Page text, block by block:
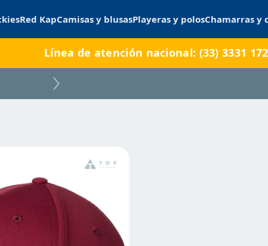
Red KapCamisas y blusasPlayeras y polosChamarras y
Línea de atención nacional: (33) 3331